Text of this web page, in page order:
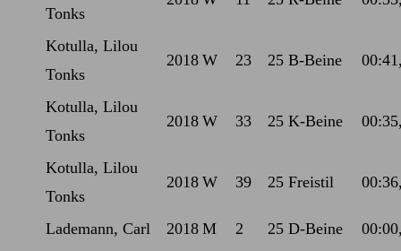
Tonks
Kotulla, Lilou
Tonks
2018 W 23 25 B-Beine
Kotulla, Lilou
Tonks
2018 W 33 25 K-Beine
Kotulla, Lilou
Tonks
2018 W 39 25 Freistil
Lademann, Carl 2018 M 2 25 D-Beine